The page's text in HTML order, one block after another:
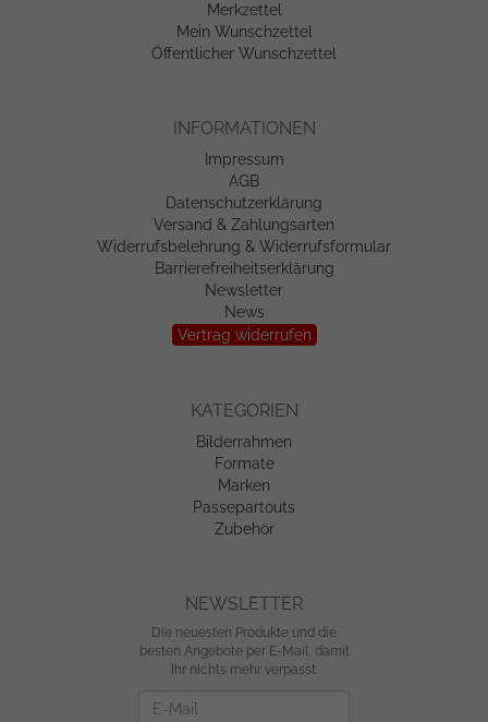
Merkzettel
Mein Wunschzettel
Öffentlicher Wunschzettel
INFORMATIONEN
Impressum
AGB
Datenschutzerklärung
Versand & Zahlungsarten
Widerrufsbelehrung & Widerrufsformular
Barrierefreiheitserklärung
Newsletter
News
Vertrag widerrufen
KATEGORIEN
Bilderrahmen
Formate
Marken
Passepartouts
Zubehör
NEWSLETTER
Die neuesten Produkte und die
besten Angebote per E-Mail, damit
Ihr nichts mehr verpasst.